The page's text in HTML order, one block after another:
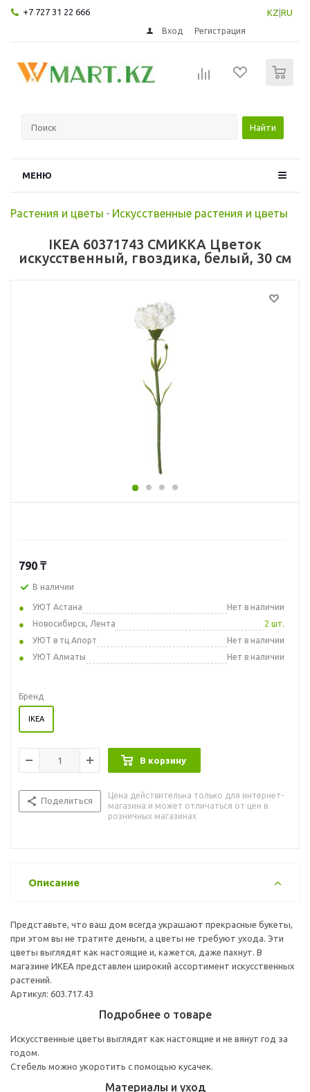
+7 727 31 22 666 KZ RU
Вход Регистрация
Найти
МЕНЮ
Растения и цветы - Искусственные растения и цветы
IKEA 60371743 СМИККА Цветок
искусственный, гвоздика, белый, 30 см
790 ₸
В наличии
УЮТ Астана
Нет в наличии
Новосибирск, Лента
2 шт.
УЮТ в тц Апорт
Нет в наличии
УЮТ Алматы
Нет в наличии
Бренд
IKEA
В корзину
Поделиться
Цена действительна только для интернет-
магазина и может отличаться от цен в
розничных магазинах
Описание
Представьте, что ваш дом всегда украшают прекрасные букеты,
при этом вы не тратите деньги, а цветы не требуют ухода. Эти
цветы выглядят как настоящие и, кажется, даже пахнут. В
магазине ИКЕА представлен широкий ассортимент искусственных
растений.
Артикул: 603.717.43
Подробнее о товаре
Искусственные цветы выглядят как настоящие и не вянут год за
годом.
Стебель можно укоротить с помощью кусачек.
Материалы и уход